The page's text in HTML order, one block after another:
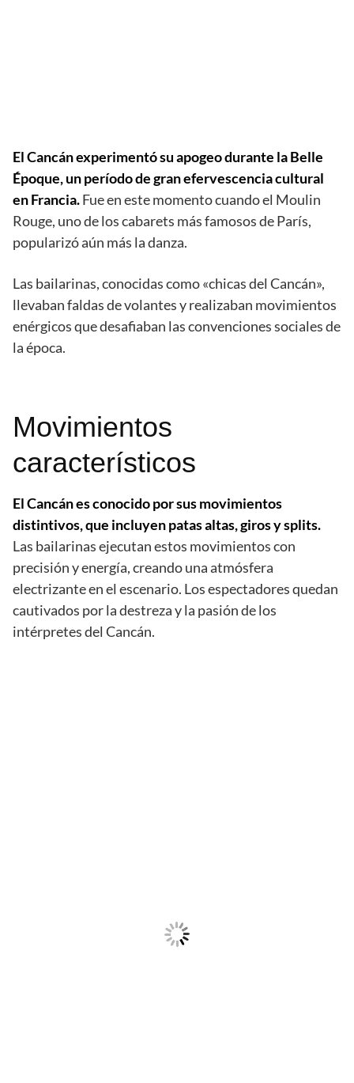
El Cancán experimentó su apogeo durante la Belle
Époque, un período de gran efervescencia cultural
en Francia.Fue en este momento cuando el Moulin
Rouge, uno de los cabarets más famosos de París,
popularizó aún más la danza.
Las bailarinas, conocidas como «chicas del Cancán»,
llevaban faldas de volantes y realizaban movimientos
enérgicos que desafiaban las convenciones sociales de
la época.
Movimientos
característicos
El Cancán es conocido por sus movimientos
distintivos, que incluyen patas altas, giros y splits.
Las bailarinas ejecutan estos movimientos con
precisión y energía, creando una atmósfera
electrizante en el escenario. Los espectadores quedan
cautivados por la destreza y la pasión de los
intérpretes del Cancán.